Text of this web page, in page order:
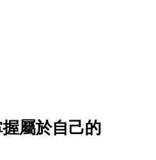
屬於自己的